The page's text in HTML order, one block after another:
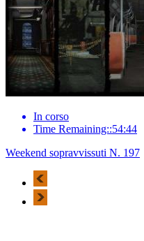
In corso
Time Remaining::54:44
Weekend sopravvissuti N. 197